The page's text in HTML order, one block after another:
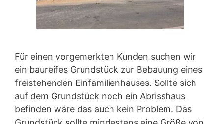
Für einen vorgemerkten Kunden suchen wir
ein baureifes Grundstück zur Bebauung eines
freistehenden Einfamilienhauses. Sollte sich
auf dem Grundstück noch ein Abrisshaus
befinden wäre das auch kein Problem. Das